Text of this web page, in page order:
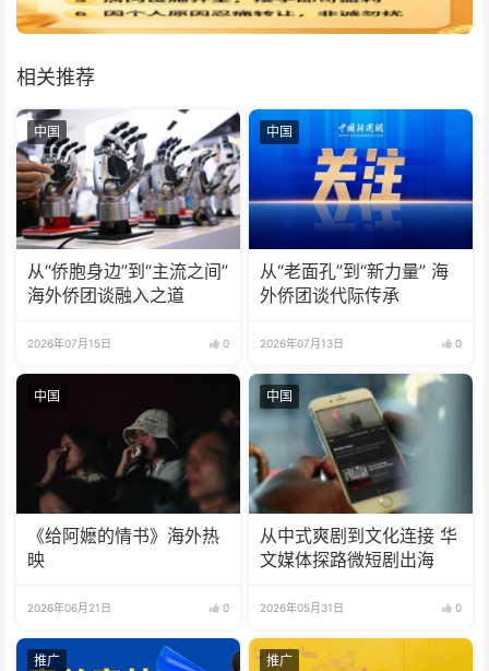
相关推荐
中国
从“侨胞身边”到“主流之间”
海外侨团谈融入之道
2026年07月15日 0
中国
从“老面孔”到“新力量” 海
外侨团谈代际传承
2026年07月13日 0
中国
《给阿嬷的情书》海外热
映
2026年06月21日 0
中国
从中式爽剧到文化连接 华
文媒体探路微短剧出海
2026年05月31日 0
推广 推广